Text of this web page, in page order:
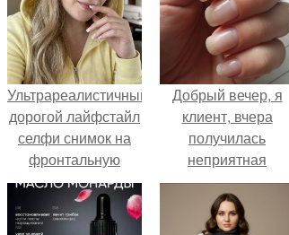
Ультрареалистичный
дорогой лайфстайл
селфи снимок на
фронтальную
камеру.
Добрый вечер, я
клиент, вчера
получилась
неприятная
ситуация, решила
спросить тут, может
кто-то сталкивался.